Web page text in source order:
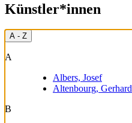
Künstler*innen
A - Z
A
Albers, Josef
Altenbourg, Gerhard
B